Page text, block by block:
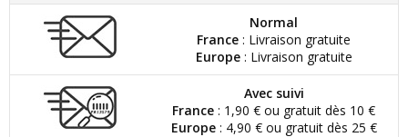
Normal
France : Livraison gratuite
Europe: Livraison gratuite
Avec suivi
France : 1,90 € ou gratuit dès 10 €
Europe: 4,90 € ou gratuit dès 25 €